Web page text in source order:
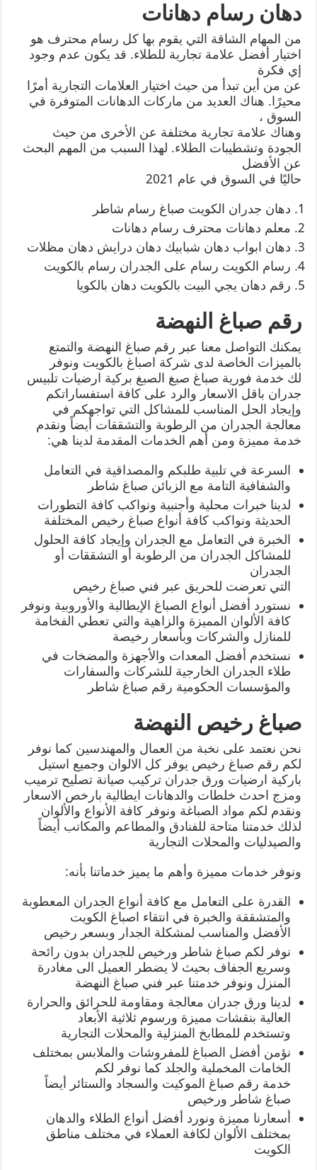
دهان رسام دهانات
من المهام الشاقة التي يقوم بها كل رسام محترف هو
اختيار أفضل علامة تجارية للطلاء. قد يكون عدم وجود
إي فكرة
عن من أين تبدأ من حيث اختيار العلامات التجارية أمرًا
محيرًا. هناك العديد من ماركات الدهانات المتوفرة في
السوق ،
وهناك علامة تجارية مختلفة عن الأخرى من حيث
الجودة وتشطيبات الطلاء. لهذا السبب من المهم البحث
عن الأفضل
حاليًا في السوق في عام 2021
دهان جدران الكويت صباغ رسام شاطر
معلم دهانات محترف رسام دهانات
دهان ابواب دهان شبابيك دهان درايش دهان مظلات
رسام الكويت رسام على الجدران رسام بالكويت
رقم دهان يجي البيت بالكويت دهان بالكويا
رقم صباغ النهضة
يمكنك التواصل معنا عبر رقم صباغ النهضة والتمتع
بالميزات الخاصة لدى شركة اصباغ بالكويت ونوفر
لك خدمة فورية صباغ صبغ الصبغ بركية ارضيات تلبيس
جدران باقل الاسعار والرد على كافة استفساراتكم
وإيجاد الحل المناسب للمشاكل التي تواجهكم في
معالجة الجدران من الرطوبة والتشققات أيضاً ونقدم
خدمة مميزة ومن أهم الخدمات المقدمة لدينا هي:
السرعة في تلبية طلبكم والمصداقية في التعامل
والشفافية التامة مع الزبائن صباغ شاطر
لدينا خبرات محلية وأجنبية ونواكب كافة التطورات
الحديثة ونواكب كافة أنواع صباغ رخيص المختلفة
الخبرة في التعامل مع الجدران وإيجاد كافة الحلول
للمشاكل الجدران من الرطوبة أو التشققات أو
الجدران
التي تعرضت للحريق عبر فني صباغ رخيص
نستورد أفضل أنواع الصباغ الإيطالية والأوروبية ونوفر
كافة الألوان المميزة والزاهية والتي تعطي الفخامة
للمنازل والشركات وبأسعار رخيصة
نستخدم أفضل المعدات والأجهزة والمضخات في
طلاء الجدران الخارجية للشركات والسفارات
والمؤسسات الحكومية رقم صباغ شاطر
صباغ رخيص النهضة
نحن نعتمد على نخبة من العمال والمهندسين كما نوفر
لكم رقم صباغ رخيص يوفر كل الالوان وجميع استيل
باركية ارضيات ورق جدران تركيب صيانة تصليح ترميب
ومزج احدث خلطات والدهانات ايطالية بارخص الاسعار
ونقدم لكم مواد الصباغة ونوفر كافة الأنواع والألوان
لذلك خدمتنا متاحة للفنادق والمطاعم والمكاتب أيضاً
والصيدليات والمحلات التجارية
ونوفر خدمات مميزة وأهم ما يميز خدماتنا بأنه:
القدرة على التعامل مع كافة أنواع الجدران المعطوبة
والمتشققة والخبرة في انتقاء اصباغ الكويت
الأفضل والمناسب لمشكلة الجدار وبسعر رخيص
نوفر لكم صباغ شاطر ورخيص للجدران بدون رائحة
وسريع الجفاف بحيث لا يضطر العميل الى مغادرة
المنزل ونوفر خدمتنا عبر فني صباغ النهضة
لدينا ورق جدران معالجة ومقاومة للحرائق والحرارة
العالية بنقشات مميزة ورسوم ثلاثية الأبعاد
وتستخدم للمطابخ المنزلية والمحلات التجارية
نؤمن أفضل الصباغ للمفروشات والملابس بمختلف
الخامات المخملية والجلد كما نوفر لكم
خدمة رقم صباغ الموكيت والسجاد والستائر أيضاً
صباغ شاطر ورخيص
أسعارنا مميزة ونورد أفضل أنواع الطلاء والدهان
بمختلف الألوان لكافة العملاء في مختلف مناطق
الكويت